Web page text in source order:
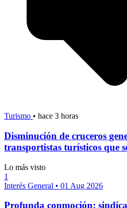
Turismo • hace 3 horas
Disminución de cruceros
transportistas turísticos que
Lo más visto
1
Interés General • 01 Aug 2026
Profunda conmoción: